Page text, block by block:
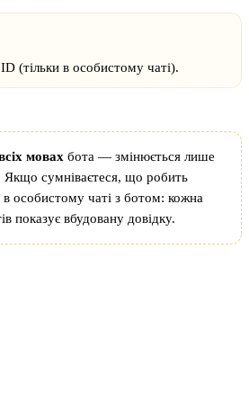
(тільки в особистому чаті).
мовах бота — змінюється лише
Якщо сумніваєтеся, що робить
в особистому чаті з ботом: кожна
показує вбудовану довідку.